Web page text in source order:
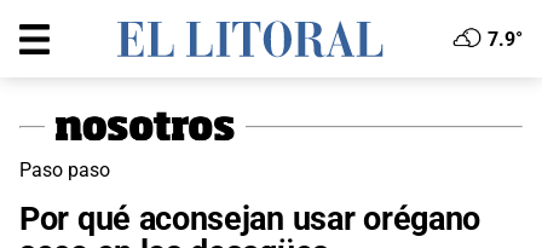
7.9°
Paso paso
Por qué aconsejan usar orégano